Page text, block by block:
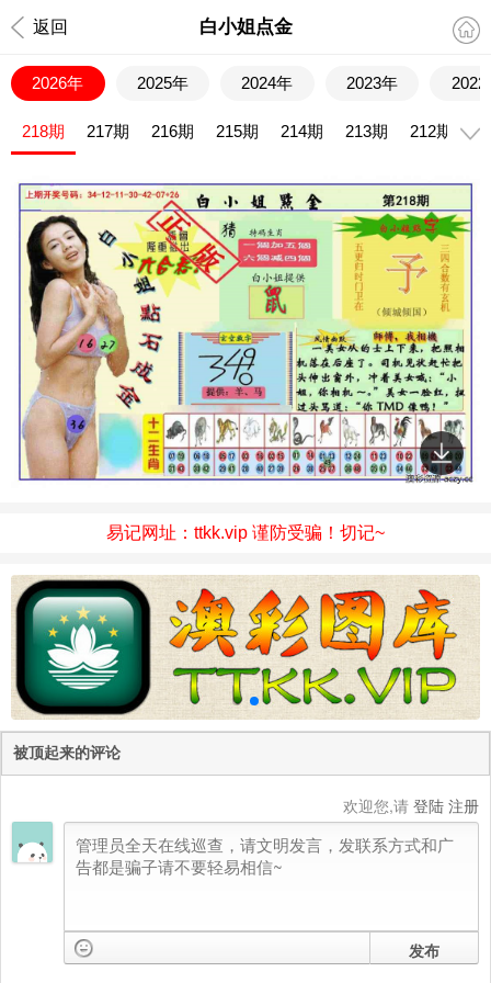
返回 白小姐点金
2026年 2025年 2024年 2023年 2022
218期 217期 216期 215期 214期 213期 212期
易记网址：ttkk.vip 谨防受骗！切记~